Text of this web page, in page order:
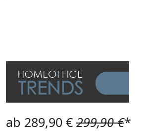
ab 289,90 € 299,90 €*